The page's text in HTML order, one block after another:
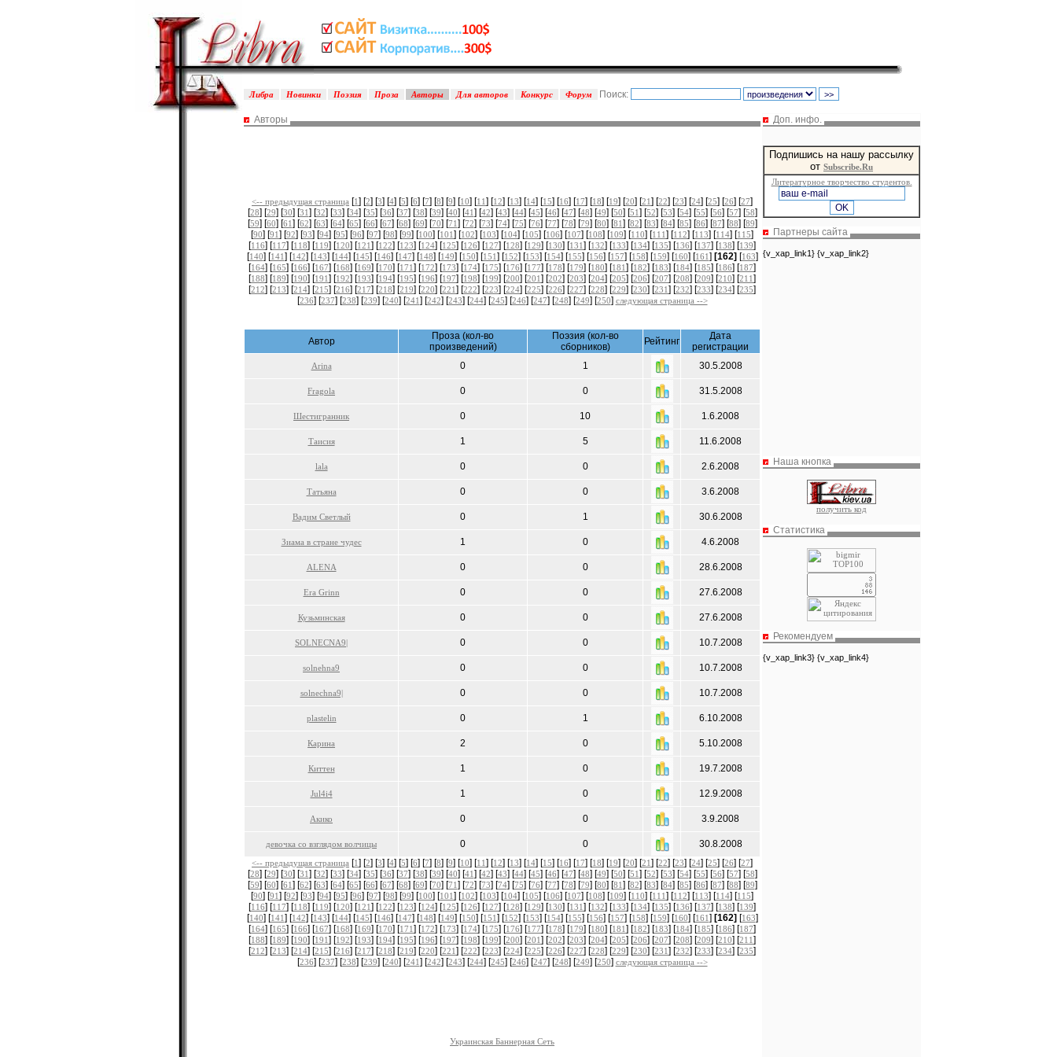
Поиск:
Либра Новинки Поэзия Проза Авторы Для авторов Конкурс Форум
Авторы
<-- предыдущая страница [1] [2] [3] [4] [5] [6] [7] [8] [9] [10] [11] [12] [13] [14] [15] [16] [17] [18] [19] [20] [21] [22] [23] [24] [25] [26] [27]
[28] [29] [30] [31] [32] [33] [34] [35] [36] [37] [38] [39] [40] [41] [42] [43] [44] [45] [46] [47] [48] [49] [50] [51] [52] [53] [54] [55] [56] [57] [58]
[59] [60] [61] [62] [63] [64] [65] [66] [67] [68] [69] [70] [71] [72] [73] [74] [75] [76] [77] [78] [79] [80] [81] [82] [83] [84] [85] [86] [87] [88] [89]
[90] [91] [92] [93] [94] [95] [96] [97] [98] [99] [100] [101] [102] [103] [104] [105] [106] [107] [108] [109] [110] [111] [112] [113] [114] [115]
[116] [117] [118] [119] [120] [121] [122] [123] [124] [125] [126] [127] [128] [129] [130] [131] [132] [133] [134] [135] [136] [137] [138] [139]
[140] [141] [142] [143] [144] [145] [146] [147] [148] [149] [150] [151] [152] [153] [154] [155] [156] [157] [158] [159] [160] [161] [162] [163]
[164] [165] [166] [167] [168] [169] [170] [171] [172] [173] [174] [175] [176] [177] [178] [179] [180] [181] [182] [183] [184] [185] [186] [187]
[188] [189] [190] [191] [192] [193] [194] [195] [196] [197] [198] [199] [200] [201] [202] [203] [204] [205] [206] [207] [208] [209] [210] [211]
[212] [213] [214] [215] [216] [217] [218] [219] [220] [221] [222] [223] [224] [225] [226] [227] [228] [229] [230] [231] [232] [233] [234] [235]
[236] [237] [238] [239] [240] [241] [242] [243] [244] [245] [246] [247] [248] [249] [250] следующая страница -->
Автор
Проза (кол-во
произведений)
Поэзия (кол-во
сборников)
Рейтинг
Дата
регистрации
Arina 0 1 30.5.2008
Fragola 0 0 31.5.2008
Шестигранник 0 10 1.6.2008
Таисия 1 5 11.6.2008
lala 0 0 2.6.2008
Татьяна 0 0 3.6.2008
Вадим Светлый 0 1 30.6.2008
Зиама в стране чудес 1 0 4.6.2008
ALENA 0 0 28.6.2008
Era Grinn 0 0 27.6.2008
Кузьминская 0 0 27.6.2008
SOLNECNA9| 0 0 10.7.2008
solnehna9 0 0 10.7.2008
solnechna9| 0 0 10.7.2008
plastelin 0 1 6.10.2008
Карина 2 0 5.10.2008
Киттен 1 0 19.7.2008
Jul4i4 1 0 12.9.2008
Акико 0 0 3.9.2008
девочка со взглядом волчицы 0 0 30.8.2008
<-- предыдущая страница [1] [2] [3] [4] [5] [6] [7] [8] [9] [10] [11] [12] [13] [14] [15] [16] [17] [18] [19] [20] [21] [22] [23] [24] [25] [26] [27]
[28] [29] [30] [31] [32] [33] [34] [35] [36] [37] [38] [39] [40] [41] [42] [43] [44] [45] [46] [47] [48] [49] [50] [51] [52] [53] [54] [55] [56] [57] [58]
[59] [60] [61] [62] [63] [64] [65] [66] [67] [68] [69] [70] [71] [72] [73] [74] [75] [76] [77] [78] [79] [80] [81] [82] [83] [84] [85] [86] [87] [88] [89]
[90] [91] [92] [93] [94] [95] [96] [97] [98] [99] [100] [101] [102] [103] [104] [105] [106] [107] [108] [109] [110] [111] [112] [113] [114] [115]
[116] [117] [118] [119] [120] [121] [122] [123] [124] [125] [126] [127] [128] [129] [130] [131] [132] [133] [134] [135] [136] [137] [138] [139]
[140] [141] [142] [143] [144] [145] [146] [147] [148] [149] [150] [151] [152] [153] [154] [155] [156] [157] [158] [159] [160] [161] [162] [163]
[164] [165] [166] [167] [168] [169] [170] [171] [172] [173] [174] [175] [176] [177] [178] [179] [180] [181] [182] [183] [184] [185] [186] [187]
[188] [189] [190] [191] [192] [193] [194] [195] [196] [197] [198] [199] [200] [201] [202] [203] [204] [205] [206] [207] [208] [209] [210] [211]
[212] [213] [214] [215] [216] [217] [218] [219] [220] [221] [222] [223] [224] [225] [226] [227] [228] [229] [230] [231] [232] [233] [234] [235]
[236] [237] [238] [239] [240] [241] [242] [243] [244] [245] [246] [247] [248] [249] [250] следующая страница -->
Украинская Баннерная Сеть
Доп. инфо.
Подпишись на нашу рассылку
от Subscribe.Ru
Литературное творчество студентов.
Партнеры сайта
{v_xap_link1} {v_xap_link2}
Наша кнопка
получить код
Статистика
Рекомендуем
{v_xap_link3} {v_xap_link4}